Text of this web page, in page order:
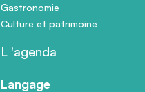
Gastronomie
Culture et patrimoine
L 'agenda
Langage